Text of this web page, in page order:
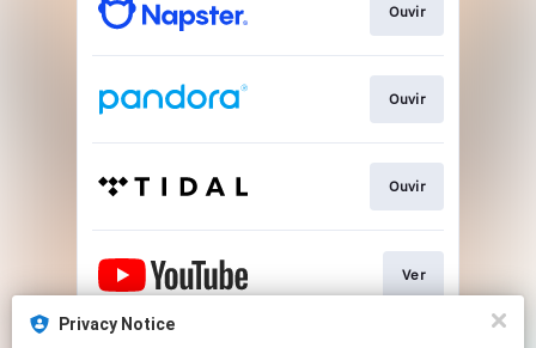
Ouvir
Ouvir
Ouvir
Ver
Privacy Notice